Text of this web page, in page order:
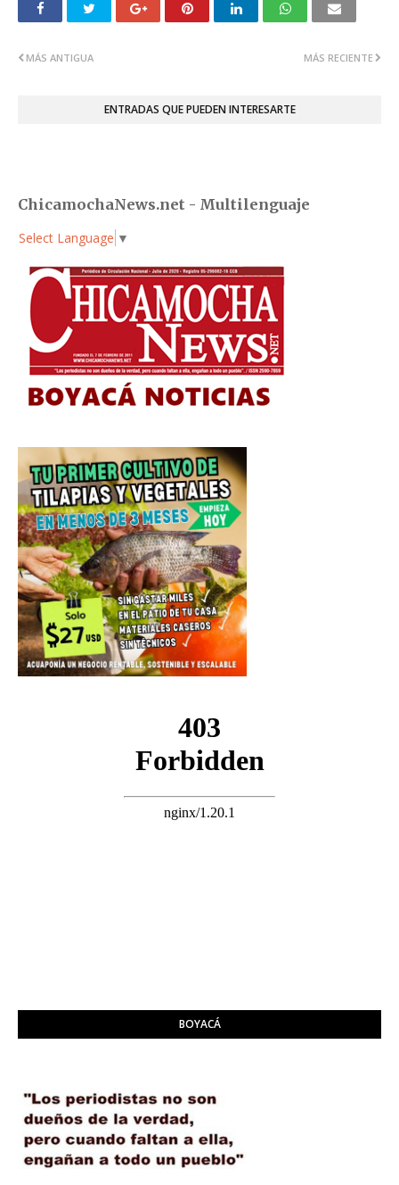
MÁS RECIENTE
MÁS ANTIGUA
ENTRADAS QUE PUEDEN INTERESARTE
ChicamochaNews.net - Multilenguaje
Select Language ▼
BOYACÁ